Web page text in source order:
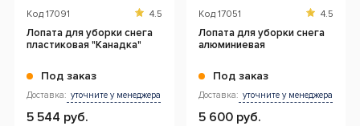
Код 17091 4.5
Лопата для уборки снега
пластиковая "Канадка"
Под заказ
Доставка: уточните у менеджера
5 544 руб.
Код 17051 4.5
Лопата для уборки снега
алюминиевая
Под заказ
Доставка: уточните у менеджера
5 600 руб.